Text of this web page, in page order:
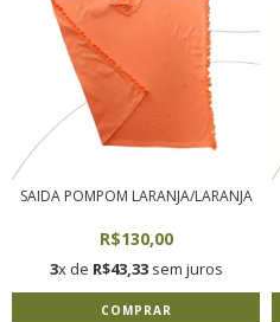
SAIDA POMPOM LARANJA/LARANJA
R$130,00
3x de R$43,33sem juros
COMPRAR